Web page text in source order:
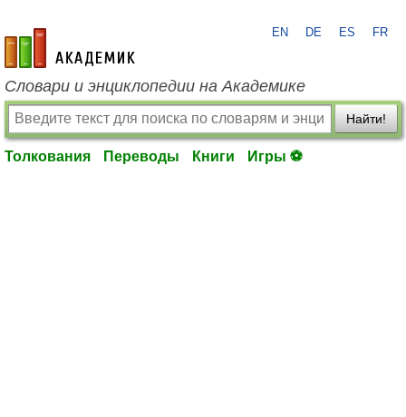
academic.ru
EN DE ES FR
Словари и энциклопедии на Академике
Найти!
Толкования Переводы Книги Игры ⚽